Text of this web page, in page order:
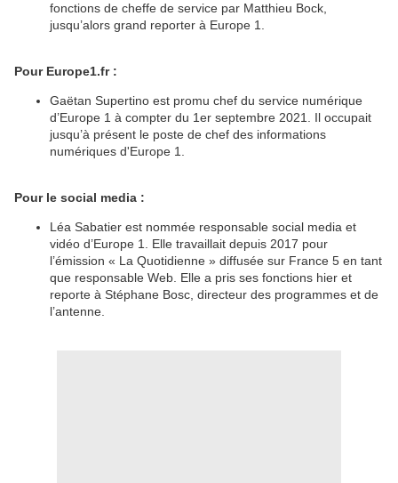
fonctions de cheffe de service par Matthieu Bock,
jusqu’alors grand reporter à Europe 1.
Pour Europe1.fr :
Gaëtan Supertino est promu chef du service numérique
d’Europe 1 à compter du 1er septembre 2021. Il occupait
jusqu’à présent le poste de chef des informations
numériques d'Europe 1.
Pour le social media :
Léa Sabatier est nommée responsable social media et
vidéo d’Europe 1. Elle travaillait depuis 2017 pour
l’émission « La Quotidienne » diffusée sur France 5 en tant
que responsable Web. Elle a pris ses fonctions hier et
reporte à Stéphane Bosc, directeur des programmes et de
l’antenne.